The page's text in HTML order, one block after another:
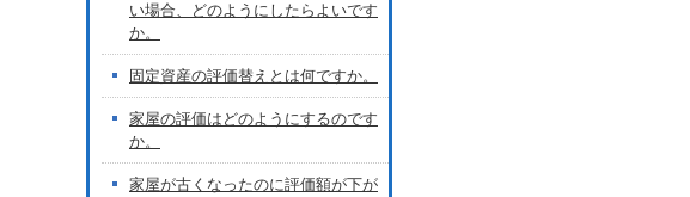
い場合、どのようにしたらよいです
か。
固定資産の評価替えとは何ですか。
家屋の評価はどのようにするのです
か。
家屋が古くなったのに評価額が下が